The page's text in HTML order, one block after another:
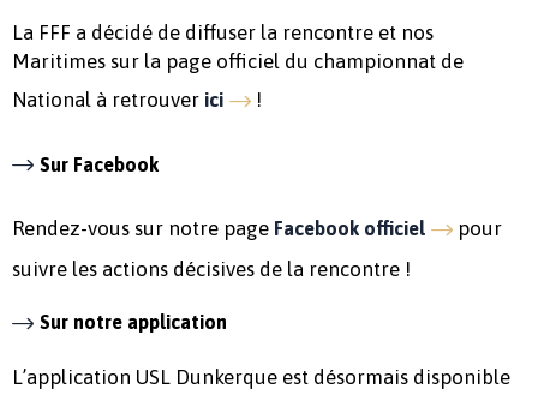
La FFF a décidé de diffuser la rencontre et nos
Maritimes sur la page officiel du championnat de
National à retrouver ici !
Sur Facebook
Rendez-vous sur notre page Facebook officiel
pour
suivre les actions décisives de la rencontre !
Sur notre application
L’application USL Dunkerque est désormais disponible